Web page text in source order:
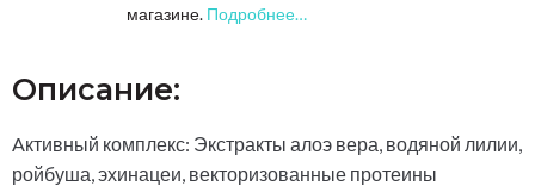
магазине. Подробнее…
Описание:
Aктивный комплекс: Экстракты алоэ вера, водяной лилии,
ройбуша, эхинацеи, векторизованные протеины